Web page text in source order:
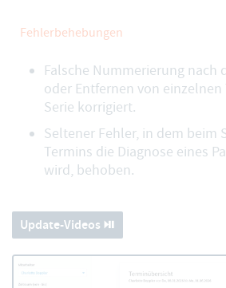
Fehlerbehebungen
Falsche Nummerierung nach
oder Entfernen von
Serie korrigiert.
Seltener Fehler, in dem beim
Termins die Diagnose eines
wird, behoben.
Update-Videos ⏯️